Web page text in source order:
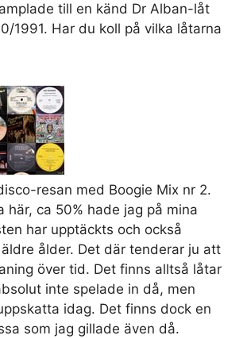
till en känd Dr Alban-låt
1991. Har du koll på vilka låtarna
resan med Boogie Mix nr 2.
här, ca 50% hade jag på mina
har upptäckts och också
ålder. Det där tenderar ju att
över tid. Det finns alltså låtar
inte spelade in då, men
idag. Det finns dock en
som jag gillade även då.